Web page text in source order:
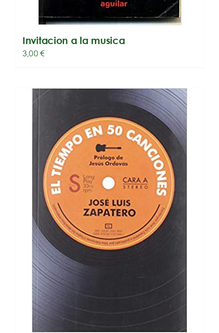
Invitacion a la musica
3,00€